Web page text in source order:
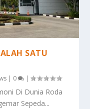
SATU
| 0 |
Di Dunia Roda
Sepeda...